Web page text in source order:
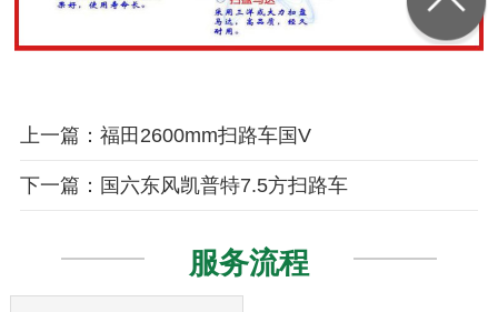
上一篇：福田2600mm扫路车国V
下一篇：国六东风凯普特7.5方扫路车
服务流程